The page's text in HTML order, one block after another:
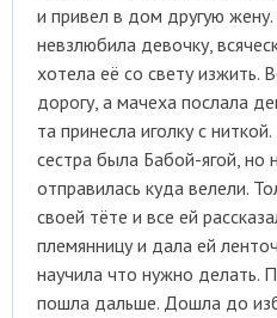
и привел в дом другую
невзлюбила девочку,
хотела её со свету изжить.
дорогу, а мачеха послала
та принесла иголку с
сестра была Бабой-ягой, но
отправилась куда велели.
своей тёте и все ей
племянницу и дала ей
научила что нужно делать.
пошла дальше. Дошла до